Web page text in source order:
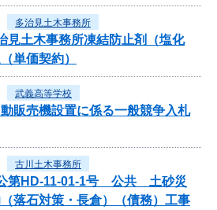
多治見土木事務所
見土木事務所凍結防止剤（塩化
単価契約）
武義高等学校
販売機設置に係る一般競争入札
古川土木事務所
公第HD-11-01-1号 公共 土砂災
落石対策・長倉）（債務）工事